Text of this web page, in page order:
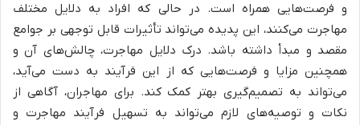
و فرصت‌هایی همراه است. در حالی که افراد به دلایل مختلف
مهاجرت می‌کنند، این پدیده می‌تواند تأثیرات قابل توجهی بر جوامع
مقصد و مبدأ داشته باشد. درک دلایل مهاجرت، چالش‌های آن و
همچنین مزایا و فرصت‌هایی که از این فرآیند به دست می‌آید،
می‌تواند به تصمیم‌گیری بهتر کمک کند. برای مهاجران، آگاهی از
نکات و توصیه‌های لازم می‌تواند به تسهیل فرآیند مهاجرت و